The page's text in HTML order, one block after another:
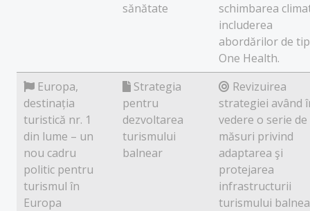
sănătate
schimbarea
includerea
abordărilor de tip
One Health.
Europa,
destinația
turistică nr. 1
din lume – un
nou cadru
politic pentru
turismul în
Europa
Strategia
pentru
dezvoltarea
turismului
balnear
Revizuirea
strategiei având
vedere o serie de
măsuri privind
adaptarea şi
protejarea
infrastructurii
turismului